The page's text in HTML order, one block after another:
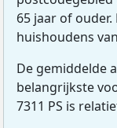
65 jaar of ouder.
huishoudens
De gemiddelde
belangrijkste
7311 PS is